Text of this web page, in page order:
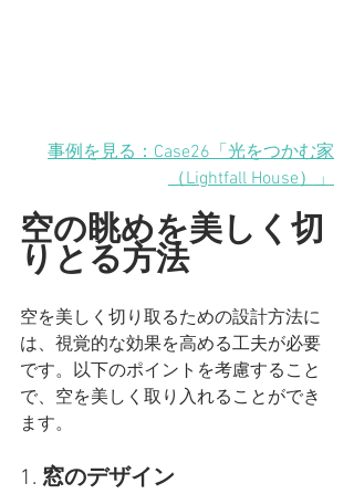
事例を見る：Case26「光をつかむ家
（Lightfall House）」
空の眺めを美しく切
りとる方法
空を美しく切り取るための設計方法に
は、視覚的な効果を高める工夫が必要
です。以下のポイントを考慮すること
で、空を美しく取り入れることができ
ます。
1. 窓のデザイン